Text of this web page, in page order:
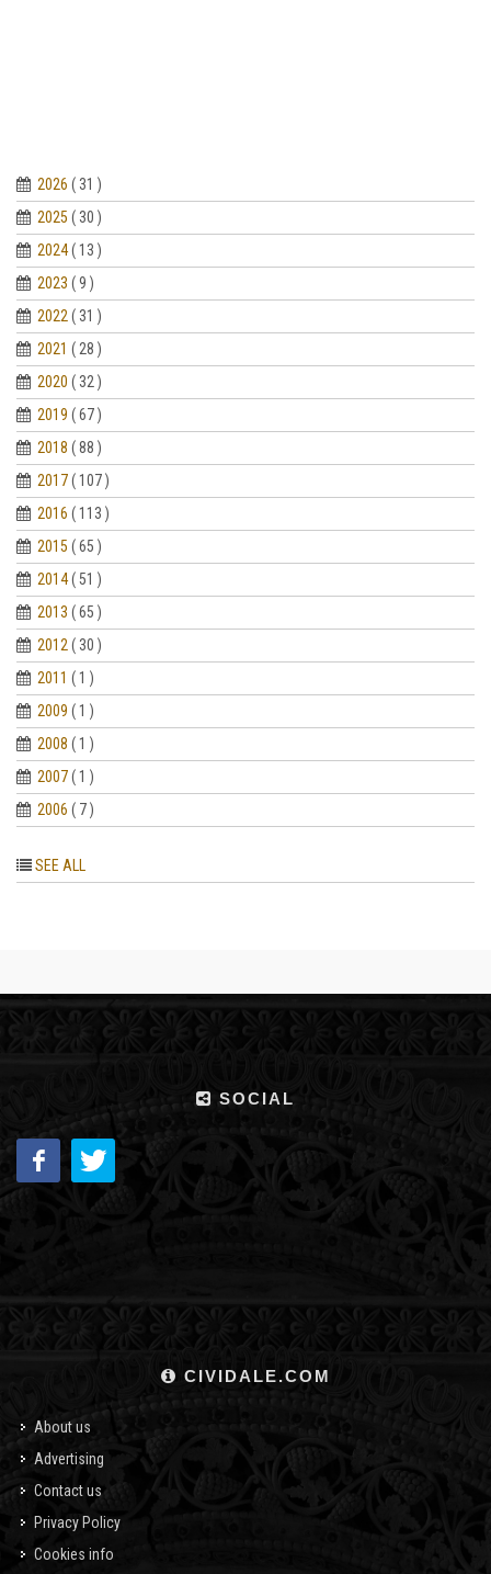
2026 ( 31 )
2025 ( 30 )
2024( 13 )
2023 ( 9 )
2022( 31 )
2021 ( 28 )
2020 ( 32 )
2019 ( 67 )
2018 ( 88 )
2017( 107 )
2016 ( 113 )
2015 ( 65 )
2014( 51 )
2013 ( 65 )
2012( 30 )
2011 ( 1 )
2009 ( 1 )
2008 ( 1 )
2007( 1 )
2006 ( 7 )
SEE ALL
SOCIAL
CIVIDALE.COM
About us
Advertising
Contact us
Privacy Policy
Cookies info